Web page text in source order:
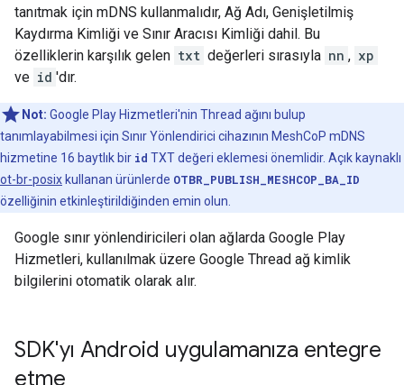
tanıtmak için mDNS kullanmalıdır, Ağ Adı, Genişletilmiş
Kaydırma Kimliği ve Sınır Aracısı Kimliği dahil. Bu
özelliklerin karşılık gelen txt değerleri sırasıyla nn , xp
ve id 'dır.
Not: Google Play Hizmetleri'nin Thread ağını bulup
tanımlayabilmesi için Sınır Yönlendirici cihazının MeshCoP mDNS
hizmetine 16 baytlık bir id TXT değeri eklemesi önemlidir. Açık kaynaklı
ot-br-posix kullanan ürünlerde OTBR_PUBLISH_MESHCOP_BA_ID
özelliğinin etkinleştirildiğinden emin olun.
Google sınır yönlendiricileri olan ağlarda Google Play
Hizmetleri, kullanılmak üzere Google Thread ağ kimlik
bilgilerini otomatik olarak alır.
SDK'yı Android uygulamanıza entegre
etme